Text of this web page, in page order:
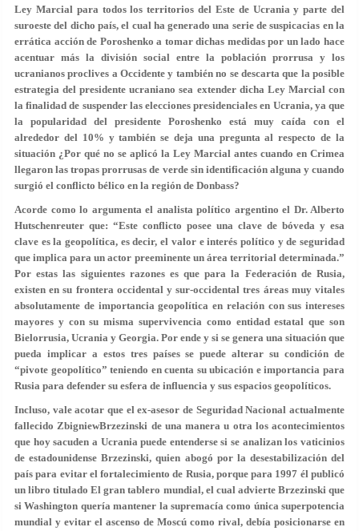
Ley Marcial para todos los territorios del Este de Ucrania y parte del
suroeste del dicho país, el cual ha generado una serie de suspicacias en la
errática acción de Poroshenko a tomar dichas medidas por un lado hace
acentuar más la división social entre la población prorrusa y los
ucranianos proclives a Occidente y también no se descarta que la posible
estrategia del presidente ucraniano sea extender dicha Ley Marcial con
la finalidad de suspender las elecciones presidenciales en Ucrania, ya que
la popularidad del presidente Poroshenko está muy caída con el
alrededor del 10% y también se deja una pregunta al respecto de la
situación ¿Por qué no se aplicó la Ley Marcial antes cuando en Crimea
llegaron las tropas prorrusas de verde sin identificación alguna y cuando
surgió el conflicto bélico en la región de Donbass?
Acorde como lo argumenta el analista político argentino el Dr. Alberto
Hutschenreuter que: “Este conflicto posee una clave de bóveda y esa
clave es la geopolítica, es decir, el valor e interés político y de seguridad
que implica para un actor preeminente un área territorial determinada.”
Por estas las siguientes razones es que para la Federación de Rusia,
existen en su frontera occidental y sur-occidental tres áreas muy vitales
absolutamente de importancia geopolítica en relación con sus intereses
mayores y con su misma supervivencia como entidad estatal que son
Bielorrusia, Ucrania y Georgia. Por ende y si se genera una situación que
pueda implicar a estos tres países se puede alterar su condición de
“pivote geopolítico” teniendo en cuenta su ubicación e importancia para
Rusia para defender su esfera de influencia y sus espacios geopolíticos.
Incluso, vale acotar que el ex-asesor de Seguridad Nacional actualmente
fallecido ZbigniewBrzezinski de una manera u otra los acontecimientos
que hoy sacuden a Ucrania puede entenderse si se analizan los vaticinios
de estadounidense Brzezinski, quien abogó por la desestabilización del
país para evitar el fortalecimiento de Rusia, porque para 1997 él publicó
un libro titulado El gran tablero mundial, el cual advierte Brzezinski que
si Washington quería mantener la supremacía como única superpotencia
mundial y evitar el ascenso de Moscú como rival, debía posicionarse en